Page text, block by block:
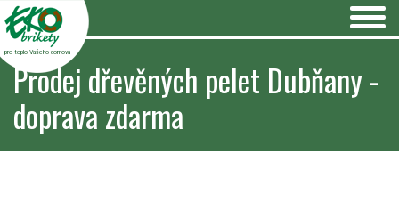
pro teplo Vašeho domova
Prodej dřevěných pelet Dubňany -
doprava zdarma